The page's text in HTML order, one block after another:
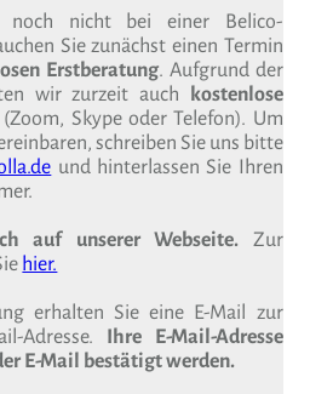
noch nicht bei einer Belico-
Sie zunächst einen Termin
Erstberatung. Aufgrund der
wir zurzeit auch kostenlose
Skype oder Telefon). Um
schreiben Sie uns bitte
und hinterlassen Sie Ihren
auf unserer Webseite. Zur
hier.
erhalten Sie eine E-Mail zur
Adresse. Ihre E-Mail-Adresse
E-Mail bestätigt werden.